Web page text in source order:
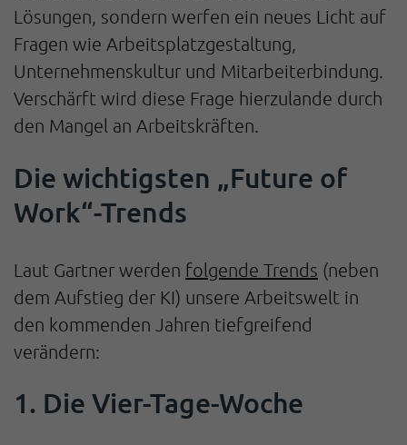
Lösungen, sondern werfen ein neues Licht auf
Fragen wie Arbeitsplatzgestaltung,
Unternehmenskultur und Mitarbeiterbindung.
Verschärft wird diese Frage hierzulande durch
den Mangel an Arbeitskräften.
Die wichtigsten „Future of
Work“-Trends
Laut Gartner werden folgende Trends (neben
dem Aufstieg der KI) unsere Arbeitswelt in
den kommenden Jahren tiefgreifend
verändern:
1. Die Vier-Tage-Woche